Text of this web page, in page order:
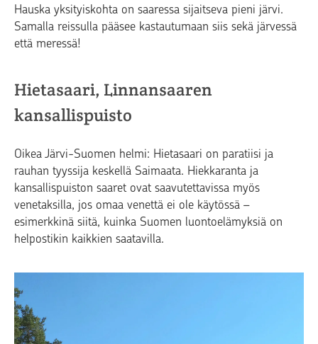
Hauska yksityiskohta on saaressa sijaitseva pieni järvi.
Samalla reissulla pääsee kastautumaan siis sekä järvessä
että meressä!
Hietasaari, Linnansaaren
kansallispuisto
Oikea Järvi-Suomen helmi: Hietasaari on paratiisi ja
rauhan tyyssija keskellä Saimaata. Hiekkaranta ja
kansallispuiston saaret ovat saavutettavissa myös
venetaksilla, jos omaa venettä ei ole käytössä –
esimerkkinä siitä, kuinka Suomen luontoelämyksiä on
helpostikin kaikkien saatavilla.